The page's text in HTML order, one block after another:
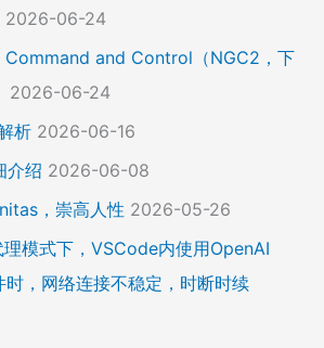
2026-06-24
and Control（NGC2，下
2026-06-24
析 2026-06-16
介绍 2026-06-08
，崇高人性 2026-05-26
模式下，VSCode内使用OpenAI
，网络连接不稳定，时断时续